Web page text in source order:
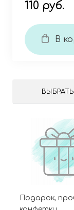
110 руб.
В
Подарок,